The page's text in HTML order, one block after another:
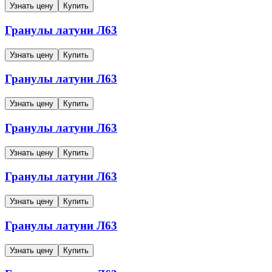
Узнать цену Купить
Гранулы латуни Л63
Узнать цену Купить
Гранулы латуни Л63
Узнать цену Купить
Гранулы латуни Л63
Узнать цену Купить
Гранулы латуни Л63
Узнать цену Купить
Гранулы латуни Л63
Узнать цену Купить